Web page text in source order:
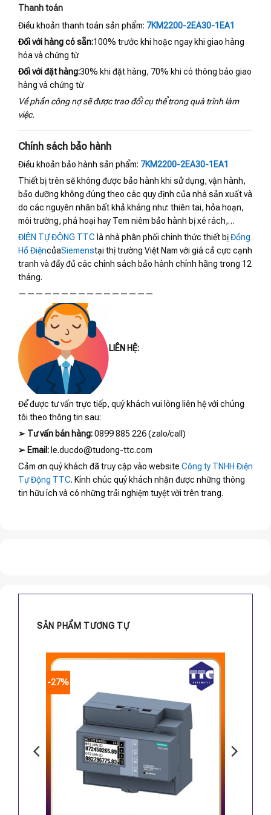
Thanh toán
Điều khoản thanh toán sản phẩm: 7KM2200-2EA30-1EA1
Đối với hàng có sẵn:100% trước khi hoặc ngay khi giao hàng
hóa và chứng từ
Đối với đặt hàng:30% khi đặt hàng, 70% khi có thông báo giao
hàng và chứng từ
Về phần công nợ sẽ được trao đổi cụ thể trong quá trình làm
việc.
Chính sách bảo hành
Điều khoản bảo hành sản phẩm: 7KM2200-2EA30-1EA1
Thiết bị trên sẽ không được bảo hành khi sử dụng, vận hành,
bảo dưỡng không đúng theo các quy định của nhà sản xuất và
do các nguyên nhân bất khả kháng như: thiên tai, hỏa hoạn,
môi trường, phá hoại hay Tem niêm bảo hành bị xé rách,…
ĐIỆN TỰ ĐỘNG TTC là nhà phân phối chính thức thiết bịĐồng
Hồ ĐiệncủaSiemenstại thị trường Việt Nam với giá cả cực cạnh
tranh và đầy đủ các chính sách bảo hành chính hãng trong 12
tháng.
————————————————
LIÊN HỆ:
Để được tư vấn trực tiếp, quý khách vui lòng liên hệ với chúng
tôi theo thông tin sau:
➢ Tư vấn bán hàng:0899 885 226 (zalo/call)
➢ Email: le.ducdo@tudong-ttc.com
Cảm ơn quý khách đã truy cập vào website Công ty TNHH Điện
Tự Động TTC. Kính chúc quý khách nhận được những thông
tin hữu ích và có những trải nghiệm tuyệt vời trên trang.
SẢN PHẨM TƯƠNG TỰ
-27%